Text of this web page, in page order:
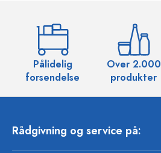
Pålidelig
forsendelse
Over 2.000
produkter
Rådgivning og service på: